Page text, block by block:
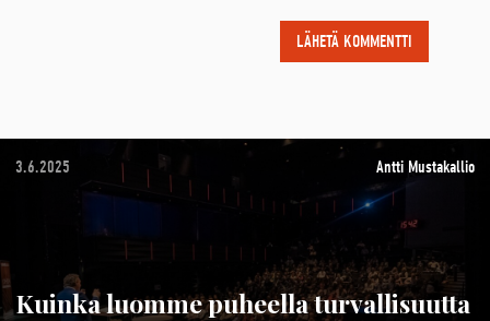
3.6.2025 Antti Mustakallio
Kuinka luomme puheella turvallisuutta